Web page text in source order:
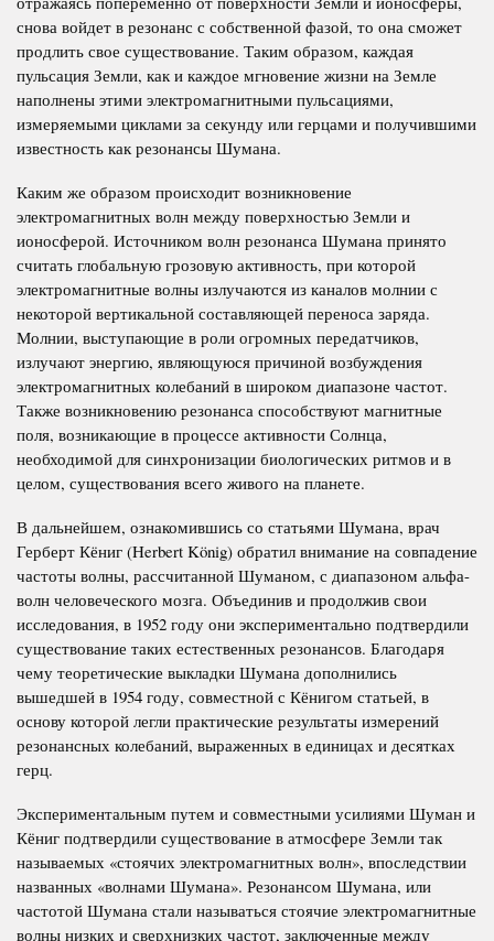
снова войдет в резонанс с собственной фазой, то она сможет
продлить свое существование. Таким образом, каждая
пульсация Земли, как и каждое мгновение жизни на Земле
наполнены этими электромагнитными пульсациями,
измеряемыми циклами за секунду или герцами и получившими
известность как резонансы Шумана.
Каким же образом происходит возникновение
электромагнитных волн между поверхностью Земли и
ионосферой. Источником волн резонанса Шумана принято
считать глобальную грозовую активность, при которой
электромагнитные волны излучаются из каналов молнии с
некоторой вертикальной составляющей переноса заряда.
Молнии, выступающие в роли огромных передатчиков,
излучают энергию, являющуюся причиной возбуждения
электромагнитных колебаний в широком диапазоне частот.
Также возникновению резонанса способствуют магнитные
поля, возникающие в процессе активности Солнца,
необходимой для синхронизации биологических ритмов и в
целом, существования всего живого на планете.
В дальнейшем, ознакомившись со статьями Шумана, врач
Герберт Кёниг (Herbert König) обратил внимание на совпадение
частоты волны, рассчитанной Шуманом, с диапазоном альфа-
волн человеческого мозга. Объединив и продолжив свои
исследования, в 1952 году они экспериментально подтвердили
существование таких естественных резонансов. Благодаря
чему теоретические выкладки Шумана дополнились
вышедшей в 1954 году, совместной с Кёнигом статьей, в
основу которой легли практические результаты измерений
резонансных колебаний, выраженных в единицах и десятках
герц.
Экспериментальным путем и совместными усилиями Шуман и
Кёниг подтвердили существование в атмосфере Земли так
называемых «стоячих электромагнитных волн», впоследствии
названных «волнами Шумана». Резонансом Шумана, или
частотой Шумана стали называться стоячие электромагнитные
волны низких и сверхнизких частот, заключенные между